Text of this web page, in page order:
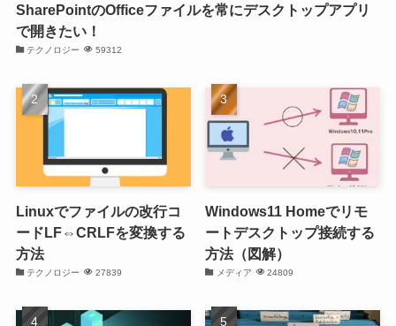
SharePointのOfficeファイルを常にデスクトップアプリ
で開きたい！
テクノロジー 59312
Linuxでファイルの改行コ
ードLF⇔CRLFを変換する
方法
テクノロジー 27839
Windows11 Homeでリモ
ートデスクトップ接続する
方法（図解）
メディア 24809